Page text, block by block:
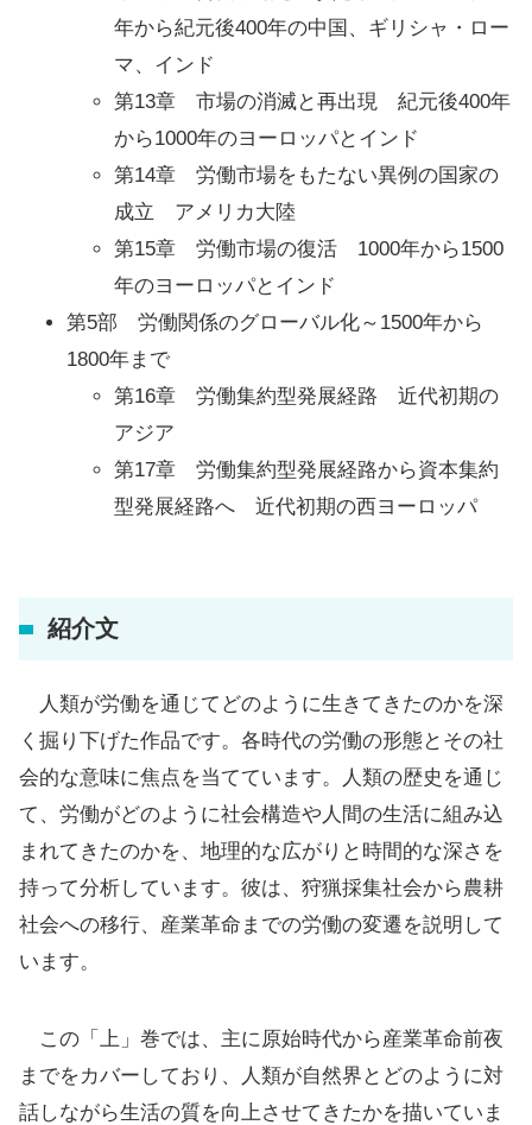
年から紀元後400年の中国、ギリシャ・ロー
マ、インド
第13章 市場の消滅と再出現 紀元後400年
から1000年のヨーロッパとインド
第14章 労働市場をもたない異例の国家の
成立 アメリカ大陸
第15章 労働市場の復活 1000年から1500
年のヨーロッパとインド
第5部 労働関係のグローバル化～1500年から
1800年まで
第16章 労働集約型発展経路 近代初期の
アジア
第17章 労働集約型発展経路から資本集約
型発展経路へ 近代初期の西ヨーロッパ
紹介文
人類が労働を通じてどのように生きてきたのかを深
く掘り下げた作品です。各時代の労働の形態とその社
会的な意味に焦点を当てています。人類の歴史を通じ
て、労働がどのように社会構造や人間の生活に組み込
まれてきたのかを、地理的な広がりと時間的な深さを
持って分析しています。彼は、狩猟採集社会から農耕
社会への移行、産業革命までの労働の変遷を説明して
います。
この「上」巻では、主に原始時代から産業革命前夜
までをカバーしており、人類が自然界とどのように対
話しながら生活の質を向上させてきたかを描いていま